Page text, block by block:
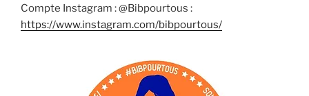
Compte Instagram : @Bibpourtous :
https://www.instagram.com/bibpourtous/